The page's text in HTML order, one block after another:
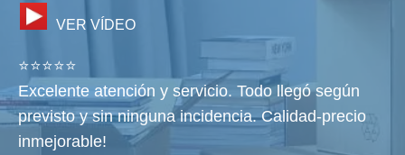
VER VÍDEO
⭐⭐⭐⭐⭐
Excelente atención y servicio. Todo llegó según
previsto y sin ninguna incidencia. Calidad-precio
inmejorable!